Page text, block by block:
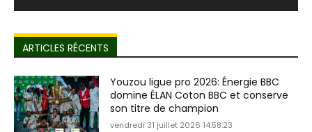
ARTICLES RÉCENTS
Youzou ligue pro 2026: Énergie BBC
domine ÉLAN Coton BBC et conserve
son titre de champion
vendredi 31 juillet 2026 14:58:23